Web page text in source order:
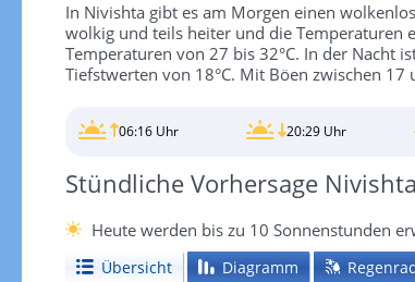
In Nivishta gibt es am Morgen einen
wolkig und teils heiter und die Temperaturen
Temperaturen von 27 bis 32°C. In der Nacht
Tiefstwerten von 18°C. Mit Böen zwischen
06:16 Uhr 20:29 Uhr
Stündliche Vorhersage Nivishta
Heute werden bis zu 10 Sonnenstunden
Übersicht Diagramm